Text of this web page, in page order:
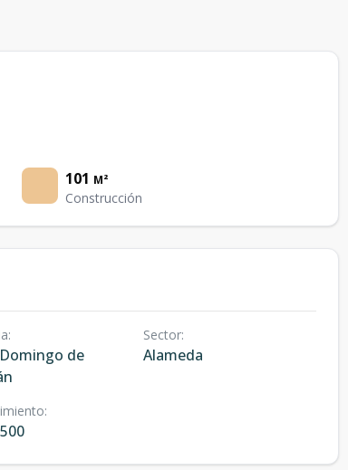
101 M²
Construcción
:
de
Sector:
Alameda
: